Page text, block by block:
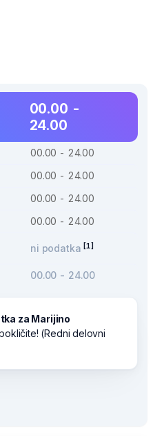
00.00 -
24.00
00.00 - 24.00
00.00 - 24.00
00.00 - 24.00
00.00 - 24.00
ni podatka [1]
00.00 - 24.00
za Marijino
(Redni delovni